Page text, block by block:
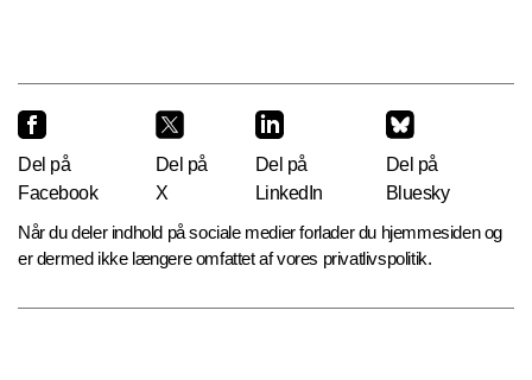
Del på
Facebook
Del på
X
Del på
LinkedIn
Del på
Bluesky
Når du deler indhold på sociale medier forlader du hjemmesiden og
er dermed ikke længere omfattet af vores privatlivspolitik.